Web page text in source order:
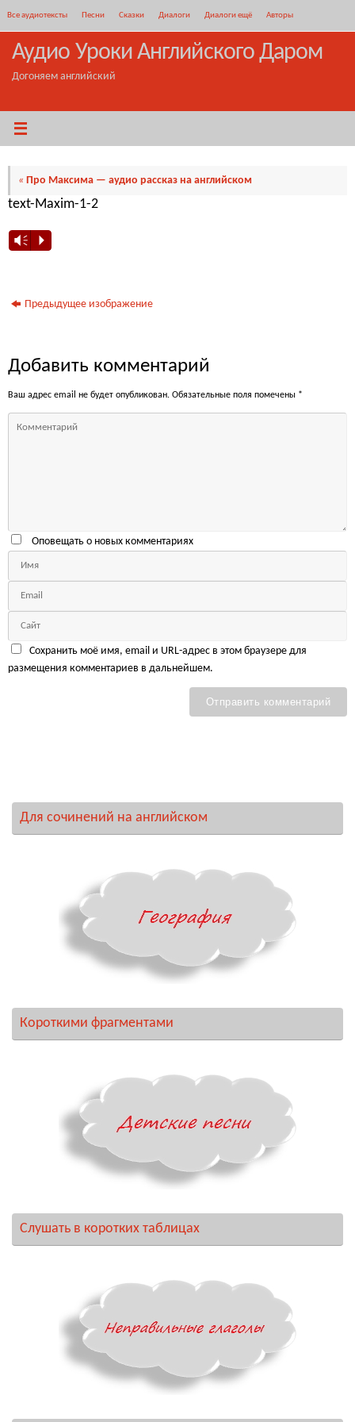
содержимому
Все аудиотексты Песни Сказки Диалоги Диалоги ещё Авторы
Аудио Уроки Английского Даром
Догоняем английский
« Про Максима — аудио рассказ на английском
text-Maxim-1-2
Vm P
Предыдущее изображение
Добавить комментарий
Ваш адрес email не будет опубликован. Обязательные поля помечены *
Оповещать о новых комментариях
Сохранить моё имя, email и URL-адрес в этом браузере для
размещения комментариев в дальнейшем.
Для сочинений на английском
Короткими фрагментами
Слушать в коротких таблицах